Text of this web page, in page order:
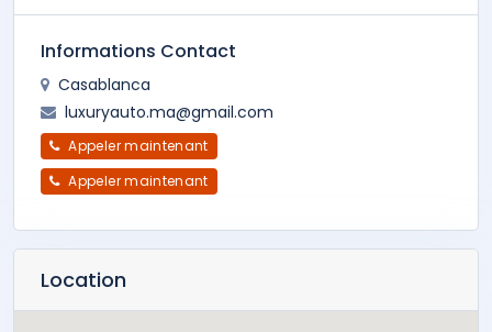
Informations Contact
Casablanca
luxuryauto.ma@gmail.com
Appeler maintenant
Appeler maintenant
Location